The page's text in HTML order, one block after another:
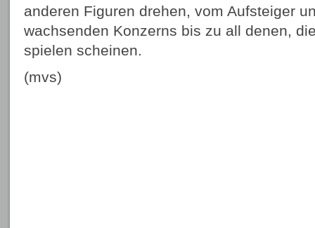
anderen Figuren drehen, vom Aufsteiger
wachsenden Konzerns bis zu all denen,
spielen scheinen.
(mvs)